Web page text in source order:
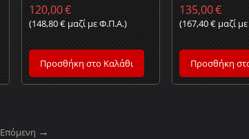
120,00€
(148,80€μαζί με Φ.Π.Α.)
Προσθήκη στο Καλάθι
135,00€
(167,40€μαζί
Προσθήκη
Επόμενη